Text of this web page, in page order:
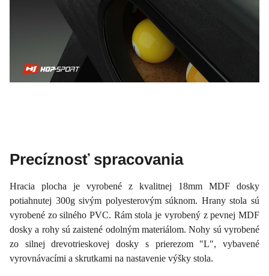
Precíznosť spracovania
Hracia plocha je vyrobené z kvalitnej 18mm MDF dosky
potiahnutej 300g sivým polyesterovým súknom. Hrany stola sú
vyrobené zo silného PVC. Rám stola je vyrobený z pevnej MDF
dosky a rohy sú zaistené odolným materiálom. Nohy sú vyrobené
zo silnej drevotrieskovej dosky s prierezom "L", vybavené
vyrovnávacími a skrutkami na nastavenie výšky stola.